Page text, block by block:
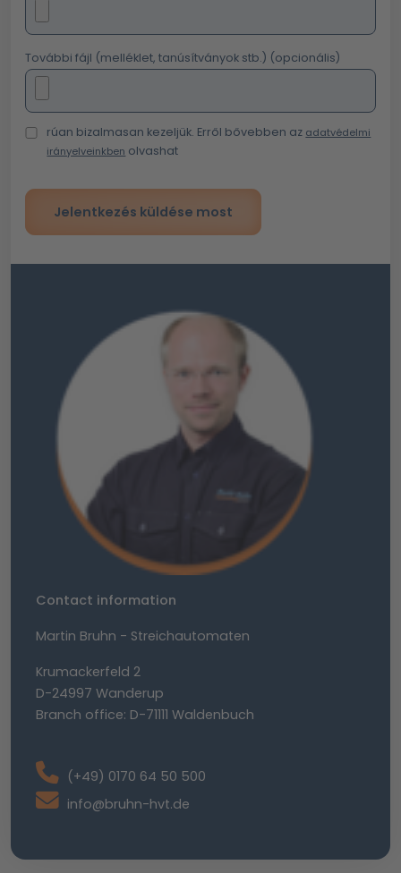
További fájl (melléklet, tanúsítványok stb.) (opcionális)
rúan bizalmasan kezeljük. Erről bővebben az adatvédelmi
irányelveinkben olvashat
Jelentkezés küldése most
Contact information
Martin Bruhn - Streichautomaten
Krumackerfeld 2
D-24997 Wanderup
Branch office: D-71111 Waldenbuch
(+49) 0170 64 50 500
info@bruhn-hvt.de